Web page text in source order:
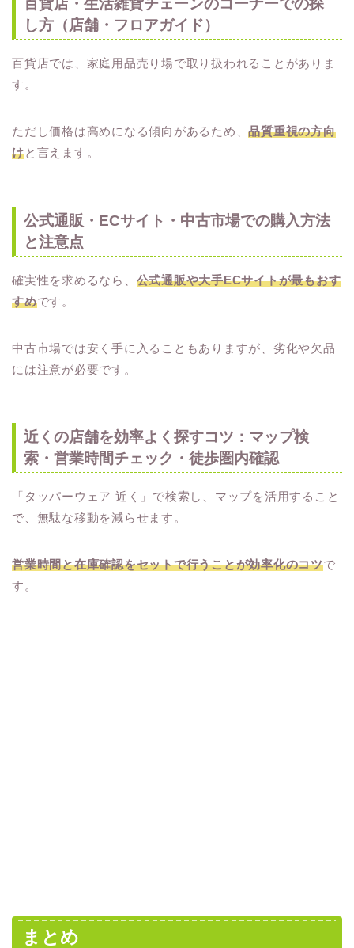
百貨店・生活雑貨チェーンのコーナーでの探
し方（店舗・フロアガイド）
百貨店では、家庭用品売り場で取り扱われることがありま
す。
ただし価格は高めになる傾向があるため、品質重視の方向
けと言えます。
公式通販・ECサイト・中古市場での購入方法
と注意点
確実性を求めるなら、 公式通販や大手ECサイトが最もおす
すめです。
中古市場では安く手に入ることもありますが、劣化や欠品
には注意が必要です。
近くの店舗を効率よく探すコツ：マップ検
索・営業時間チェック・徒歩圏内確認
「タッパーウェア 近く」で検索し、マップを活用すること
で、無駄な移動を減らせます。
営業時間と在庫確認をセットで行うことが効率化のコツで
す。
まとめ